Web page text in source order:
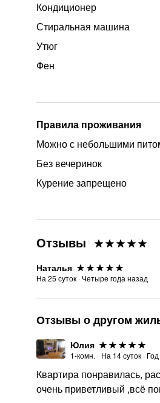
Кондиционер
Стиральная машина
Утюг
Фен
Правила проживания
Можно с небольшими
Без вечеринок
Курение запрещено
Отзывы
Наталья
На 25 суток · Четыре года назад
Отзывы о другом
Юлия
1-комн. · На 14суток ·
Квартира понравилась,
очень приветливый ,всё